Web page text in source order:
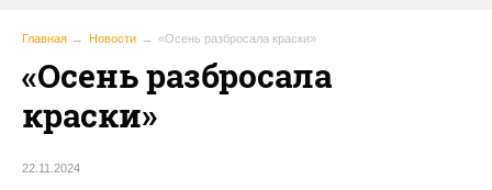
Главная Новости «Осень разбросала краски»
«Осень разбросала
краски»
22.11.2024